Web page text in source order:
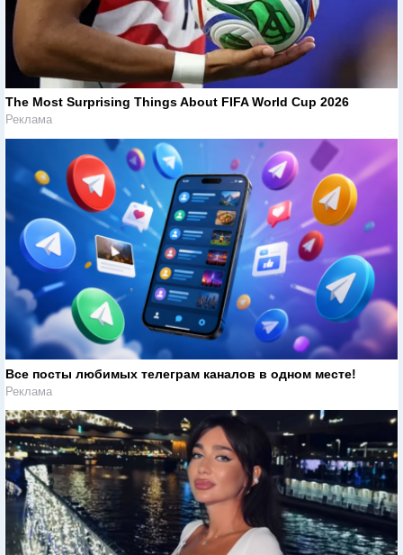
The Most Surprising Things About FIFA World Cup 2026
Реклама
Все посты любимых телеграм каналов в одном месте!
Реклама